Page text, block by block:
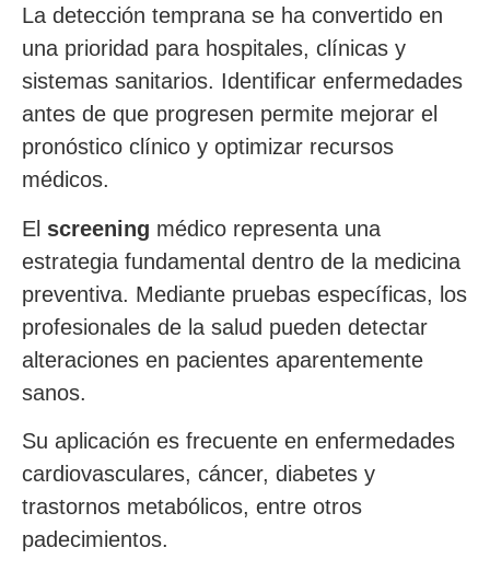
La detección temprana se ha convertido en
una prioridad para hospitales, clínicas y
sistemas sanitarios. Identificar enfermedades
antes de que progresen permite mejorar el
pronóstico clínico y optimizar recursos
médicos.
El screening médico representa una
estrategia fundamental dentro de la medicina
preventiva. Mediante pruebas específicas, los
profesionales de la salud pueden detectar
alteraciones en pacientes aparentemente
sanos.
Su aplicación es frecuente en enfermedades
cardiovasculares, cáncer, diabetes y
trastornos metabólicos, entre otros
padecimientos.